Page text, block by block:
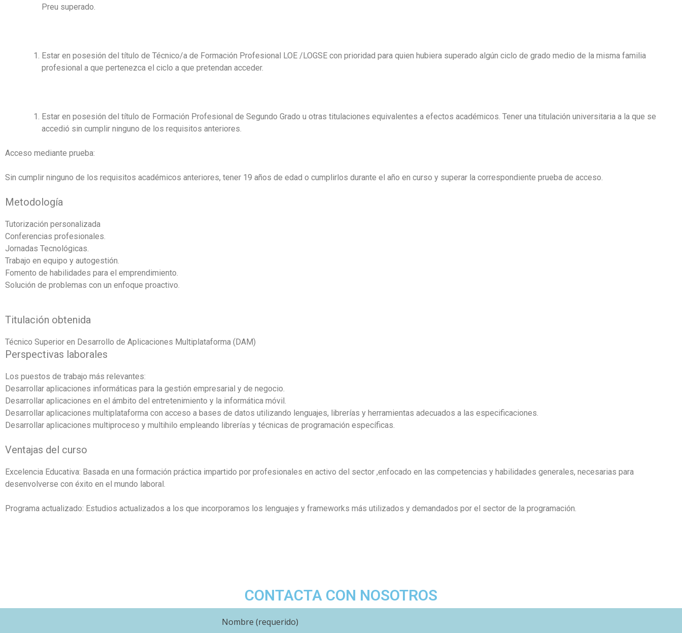
Preu superado.
Estar en posesión del título de Técnico/a de Formación Profesional LOE /LOGSE con prioridad para quien hubiera superado algún ciclo de grado medio de la misma familia
profesional a que pertenezca el ciclo a que pretendan acceder.
Estar en posesión del título de Formación Profesional de Segundo Grado u otras titulaciones equivalentes a efectos académicos. Tener una titulación universitaria a la que se
accedió sin cumplir ninguno de los requisitos anteriores.
Acceso mediante prueba:
Sin cumplir ninguno de los requisitos académicos anteriores, tener 19 años de edad o cumplirlos durante el año en curso y superar la correspondiente prueba de acceso.
Metodología
Tutorización personalizada
Conferencias profesionales.
Jornadas Tecnológicas.
Trabajo en equipo y autogestión.
Fomento de habilidades para el emprendimiento.
Solución de problemas con un enfoque proactivo.
Titulación obtenida
Técnico Superior en Desarrollo de Aplicaciones Multiplataforma (DAM)
Perspectivas laborales
Los puestos de trabajo más relevantes:
Desarrollar aplicaciones informáticas para la gestión empresarial y de negocio.
Desarrollar aplicaciones en el ámbito del entretenimiento y la informática móvil.
Desarrollar aplicaciones multiplataforma con acceso a bases de datos utilizando lenguajes, librerías y herramientas adecuados a las especificaciones.
Desarrollar aplicaciones multiproceso y multihilo empleando librerías y técnicas de programación específicas.
Ventajas del curso
Excelencia Educativa: Basada en una formación práctica impartido por profesionales en activo del sector ,enfocado en las competencias y habilidades generales, necesarias para
desenvolverse con éxito en el mundo laboral.
Programa actualizado: Estudios actualizados a los que incorporamos los lenguajes y frameworks más utilizados y demandados por el sector de la programación.
CONTACTA CON NOSOTROS
Nombre (requerido)